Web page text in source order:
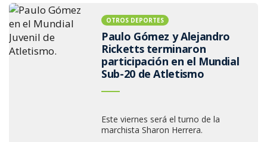
OTROS DEPORTES
Paulo Gómez y Alejandro
Ricketts terminaron
participación en el Mundial
Sub-20 de Atletismo
Este viernes será el turno de la
marchista Sharon Herrera.